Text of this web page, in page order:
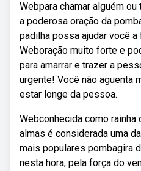
Webpara chamar alguém
a poderosa oração da
padilha possa ajudar você
Weboração muito forte e
para amarrar e trazer a
urgente! Você não aguenta
estar longe da pessoa.
Webconhecida como
almas é considerada uma
mais populares pombagira
nesta hora, pela força do